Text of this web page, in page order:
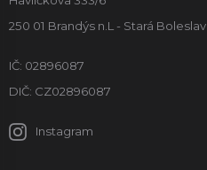
250 01 Brandýs n.L - Stará Boleslav
IČ: 02896087
DIČ: CZ02896087
Instagram